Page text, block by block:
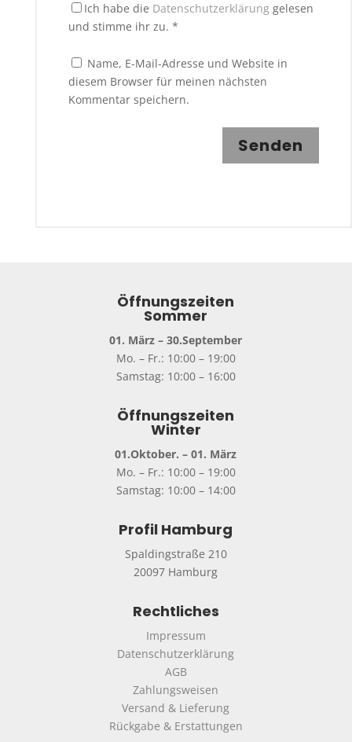
Ich habe die Datenschutzerklärunggelesen
und stimme ihr zu. *
Name, E-Mail-Adresse und Website in
diesem Browser für meinen nächsten
Kommentar speichern.
Senden
Öffnungszeiten
Sommer
01. März – 30.September
Mo. – Fr.: 10:00 – 19:00
Samstag: 10:00 – 16:00
Öffnungszeiten
Winter
01.Oktober. – 01. März
Mo. – Fr.: 10:00 – 19:00
Samstag: 10:00 – 14:00
Profil Hamburg
Spaldingstraße 210
20097 Hamburg
Rechtliches
Impressum
Datenschutzerklärung
AGB
Zahlungsweisen
Versand & Lieferung
Rückgabe & Erstattungen